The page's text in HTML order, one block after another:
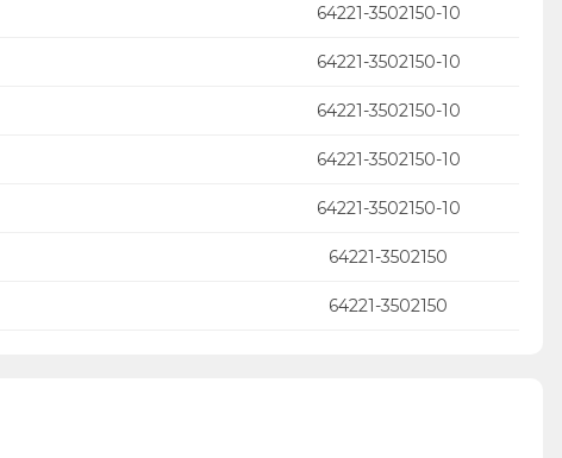
64221-3502150-10
64221-3502150-10
64221-3502150-10
64221-3502150-10
64221-3502150-10
64221-3502150
64221-3502150